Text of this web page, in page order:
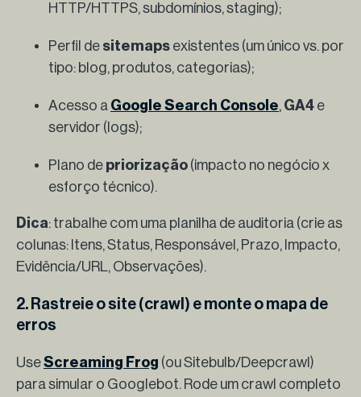
HTTP/HTTPS, subdomínios, staging);
Perfil de sitemaps existentes (um único vs. por
tipo: blog, produtos, categorias);
Acesso a Google Search Console, GA4 e
servidor (logs);
Plano de priorização (impacto no negócio x
esforço técnico).
Dica: trabalhe com uma planilha de auditoria (crie as
colunas: Itens, Status, Responsável, Prazo, Impacto,
Evidência/URL, Observações).
2. Rastreie o site (crawl) e monte o mapa de
erros
UseScreaming Frog (ou Sitebulb/Deepcrawl)
para simular o Googlebot. Rode um crawl completo